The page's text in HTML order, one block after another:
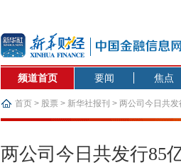
频道首页 要闻 焦点
首页 > 股票 > 新华社报刊 > 两公司今日共
两公司今日共发行85